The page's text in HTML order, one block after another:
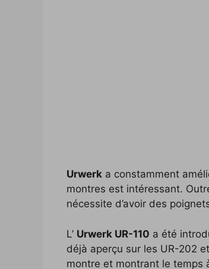
Urwerk a constamment
montres est intéressant.
nécessite d’avoir des
L’ Urwerk UR-110 a été
déjà aperçu sur les UR-202
montre et montrant le temps